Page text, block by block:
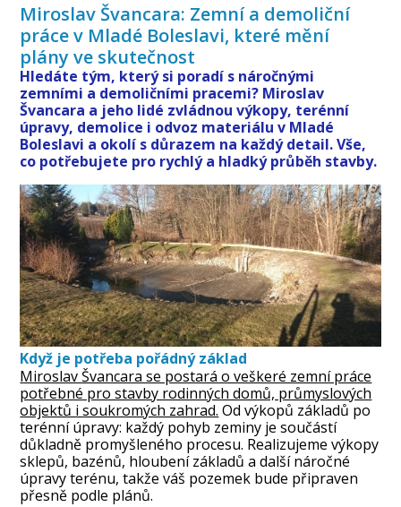
Miroslav Švancara: Zemní a demoliční
práce v Mladé Boleslavi, které mění
plány ve skutečnost
Hledáte tým, který si poradí s náročnými
zemními a demoličními pracemi? Miroslav
Švancara a jeho lidé zvládnou výkopy, terénní
úpravy, demolice i odvoz materiálu v Mladé
Boleslavi a okolí s důrazem na každý detail. Vše,
co potřebujete pro rychlý a hladký průběh stavby.
Když je potřeba pořádný základ
Miroslav Švancara se postará o veškeré zemní práce
potřebné pro stavby rodinných domů, průmyslových
objektů i soukromých zahrad. Od výkopů základů po
terénní úpravy: každý pohyb zeminy je součástí
důkladně promyšleného procesu. Realizujeme výkopy
sklepů, bazénů, hloubení základů a další náročné
úpravy terénu, takže váš pozemek bude připraven
přesně podle plánů.